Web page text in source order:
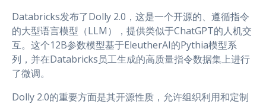
Databricks发布了Dolly 2.0，这是一个开源的、遵循指令
的大型语言模型（LLM），提供类似于ChatGPT的人机交
互。这个12B参数模型基于EleutherAI的Pythia模型系
列，并在Databricks员工生成的高质量指令数据集上进行
了微调。
Dolly 2.0的重要方面是其开源性质，允许组织利用和定制